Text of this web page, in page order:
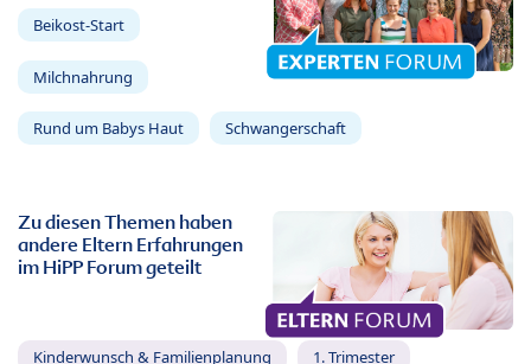
Beikost-Start
Milchnahrung
Rund um Babys Haut Schwangerschaft
Zu diesen Themen haben
andere Eltern Erfahrungen
im HiPP Forum geteilt
Kinderwunsch & Familienplanung 1. Trimester